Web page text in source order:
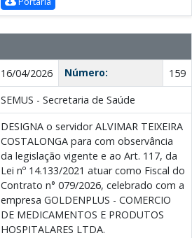
16/04/2026 Número:
159
SEMUS - Secretaria de Saúde
DESIGNA o servidor ALVIMAR TEIXEIRA
COSTALONGA para com observância
da legislação vigente e ao Art. 117, da
Lei nº 14.133/2021 atuar como Fiscal do
Contrato n° 079/2026, celebrado com a
empresa GOLDENPLUS - COMERCIO
DE MEDICAMENTOS E PRODUTOS
HOSPITALARES LTDA.